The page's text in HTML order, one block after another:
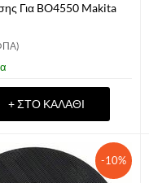
Για BO4550 Makita
+ ΣΤΟ ΚΑΛΆΘΙ
-10%